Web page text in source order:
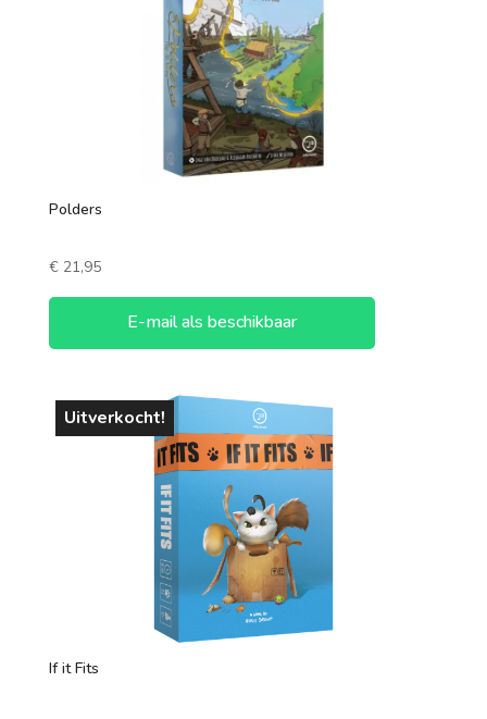
Polders
€21,95
E-mail als beschikbaar
Uitverkocht!
If it Fits